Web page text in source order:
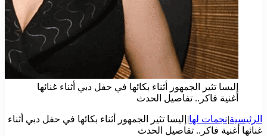
إليسا تثير الجمهور أثناء بكائها في حفل دبي أثناء غنائها
أغنية فاكر.. تفاصيل الحدث
الرئيسية|نجمات لها| إليسا تثير الجمهور أثناء بكائها في حفل دبي أثناء
غنائها أغنية فاكر.. تفاصيل الحدث